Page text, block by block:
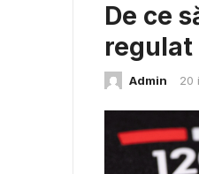
De ce
regulat
Admin 20